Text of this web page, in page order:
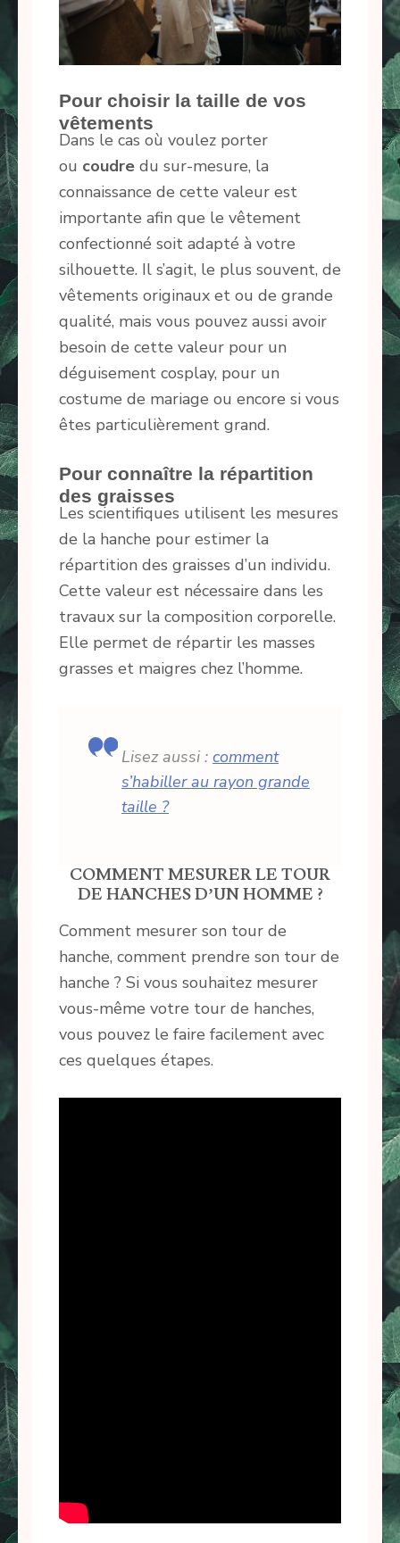
Pour choisir la taille de vos
vêtements
Dans le cas où voulez porter
ou coudre du sur-mesure, la
connaissance de cette valeur est
importante afin que le vêtement
confectionné soit adapté à votre
silhouette. Il s’agit, le plus souvent, de
vêtements originaux et ou de grande
qualité, mais vous pouvez aussi avoir
besoin de cette valeur pour un
déguisement cosplay, pour un
costume de mariage ou encore si vous
êtes particulièrement grand.
Pour connaître la répartition
des graisses
Les scientifiques utilisent les mesures
de la hanche pour estimer la
répartition des graisses d’un individu.
Cette valeur est nécessaire dans les
travaux sur la composition corporelle.
Elle permet de répartir les masses
grasses et maigres chez l’homme.
Lisez aussi : comment
s’habiller au rayon grande
taille ?
COMMENT MESURER LE TOUR
DE HANCHES D’UN HOMME ?
Comment mesurer son tour de
hanche, comment prendre son tour de
hanche ? Si vous souhaitez mesurer
vous-même votre tour de hanches,
vous pouvez le faire facilement avec
ces quelques étapes.